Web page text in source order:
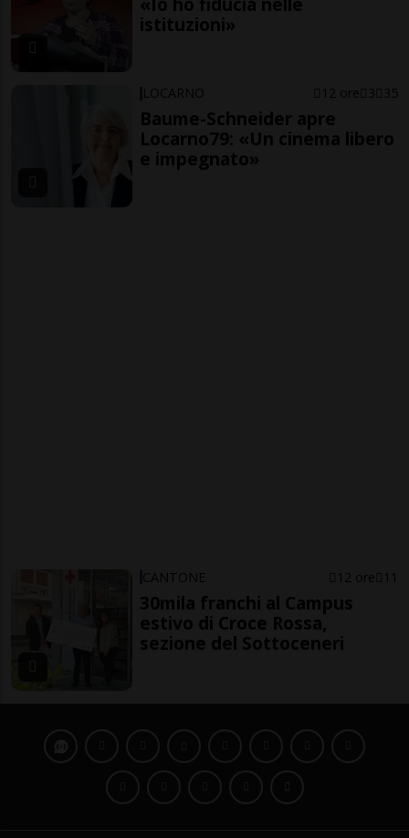
istituzioni»
LOCARNO 12 ore 3 35
Baume-Schneider apre
Locarno79: «Un cinema libero
e impegnato»
CANTONE 12 ore 11
30mila franchi al Campus
estivo di Croce Rossa,
sezione del Sottoceneri